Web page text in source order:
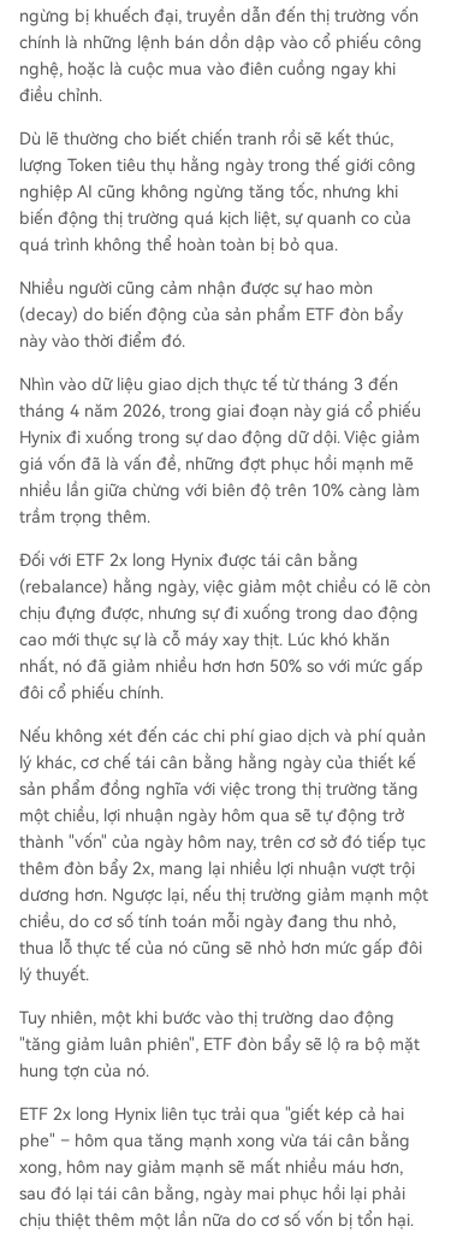
ngừng bị khuếch đại, truyền dẫn đến thị trường vốn
chính là những lệnh bán dồn dập vào cổ phiếu công
nghệ, hoặc là cuộc mua vào điên cuồng ngay khi
điều chỉnh.
Dù lẽ thường cho biết chiến tranh rồi sẽ kết thúc,
lượng Token tiêu thụ hằng ngày trong thế giới công
nghiệp AI cũng không ngừng tăng tốc, nhưng khi
biến động thị trường quá kịch liệt, sự quanh co của
quá trình không thể hoàn toàn bị bỏ qua.
Nhiều người cũng cảm nhận được sự hao mòn
(decay) do biến động của sản phẩm ETF đòn bẩy
này vào thời điểm đó.
Nhìn vào dữ liệu giao dịch thực tế từ tháng 3 đến
tháng 4 năm 2026, trong giai đoạn này giá cổ phiếu
Hynix đi xuống trong sự dao động dữ dội. Việc giảm
giá vốn đã là vấn đề, những đợt phục hồi mạnh mẽ
nhiều lần giữa chừng với biên độ trên 10% càng làm
trầm trọng thêm.
Đối với ETF 2x long Hynix được tái cân bằng
(rebalance) hằng ngày, việc giảm một chiều có lẽ còn
chịu đựng được, nhưng sự đi xuống trong dao động
cao mới thực sự là cỗ máy xay thịt. Lúc khó khăn
nhất, nó đã giảm nhiều hơn hơn 50% so với mức gấp
đôi cổ phiếu chính.
Nếu không xét đến các chi phí giao dịch và phí quản
lý khác, cơ chế tái cân bằng hằng ngày của thiết kế
sản phẩm đồng nghĩa với việc trong thị trường tăng
một chiều, lợi nhuận ngày hôm qua sẽ tự động trở
thành "vốn" của ngày hôm nay, trên cơ sở đó tiếp tục
thêm đòn bẩy 2x, mang lại nhiều lợi nhuận vượt trội
dương hơn. Ngược lại, nếu thị trường giảm mạnh một
chiều, do cơ số tính toán mỗi ngày đang thu nhỏ,
thua lỗ thực tế của nó cũng sẽ nhỏ hơn mức gấp đôi
lý thuyết.
Tuy nhiên, một khi bước vào thị trường dao động
"tăng giảm luân phiên", ETF đòn bẩy sẽ lộ ra bộ mặt
hung tợn của nó.
ETF 2x long Hynix liên tục trải qua "giết kép cả hai
phe" – hôm qua tăng mạnh xong vừa tái cân bằng
xong, hôm nay giảm mạnh sẽ mất nhiều máu hơn,
sau đó lại tái cân bằng, ngày mai phục hồi lại phải
chịu thiệt thêm một lần nữa do cơ số vốn bị tổn hại.